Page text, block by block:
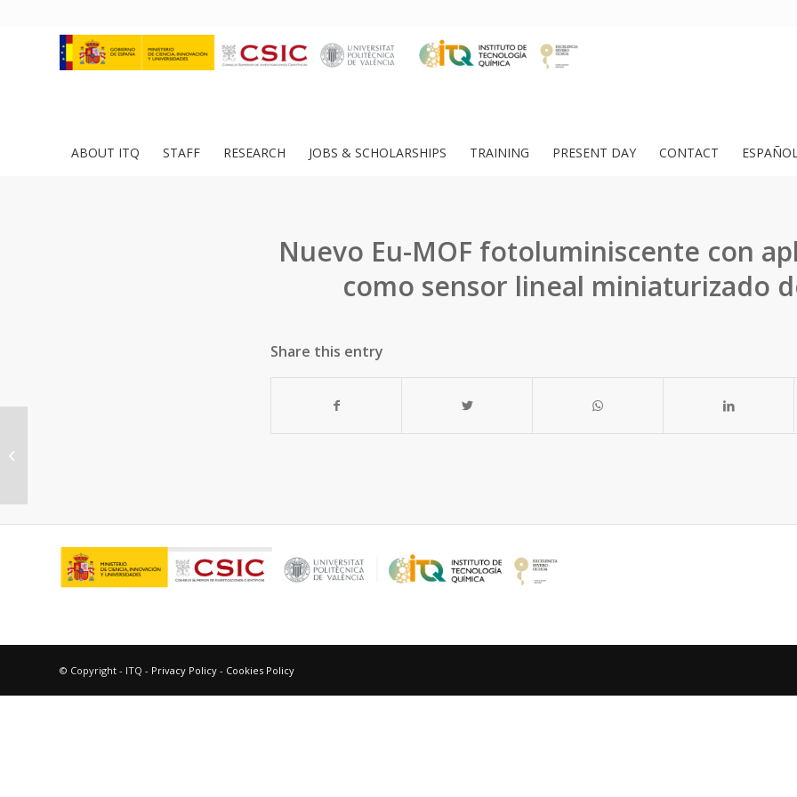
ABOUT ITQ STAFF RESEARCH JOBS & SCHOLARSHIPS TRAINING PRESENT DAY CONTACT
Nuevo Eu-MOF fotoluminiscente con
como sensor lineal miniaturizado
Share this entry
© Copyright - ITQ - Privacy Policy - Cookies Policy